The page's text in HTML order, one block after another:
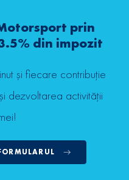
prin
din impozit
și fiecare contribuție
dezvoltarea activității